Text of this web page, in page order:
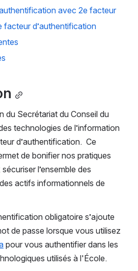
avec 2e facteur
facteur d’authentification
du Secrétariat du Conseil du
technologies de l’information
d’authentification.  Ce
de bonifier nos pratiques
l’ensemble des
actifs informationnels de
obligatoire s’ajoute
de passe lorsque vous utilisez
pour vous authentifier dans les
utilisés à l'École.